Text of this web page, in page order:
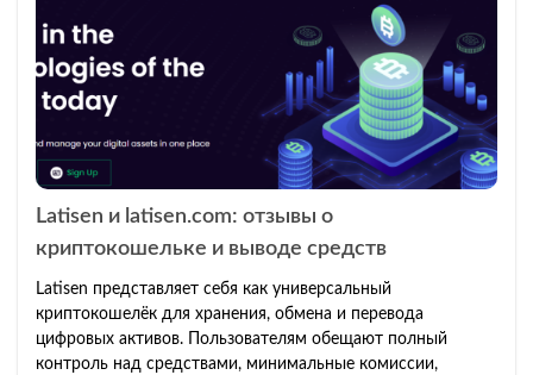
Latisen и latisen.com: отзывы о
криптокошельке и выводе средств
Latisen представляет себя как универсальный
криптокошелёк для хранения, обмена и перевода
цифровых активов. Пользователям обещают полный
контроль над средствами, минимальные комиссии,